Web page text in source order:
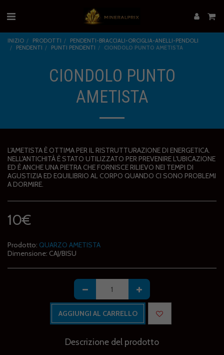
INIZIO PRODOTTI
PENDENTI-BRACCIALI-ORCIGLIA-ANELLI-PENDOLI
PENDENTI
PUNTI PENDENTI CIONDOLO PUNTO AMETISTA
CIONDOLO PUNTO
AMETISTA
L'AMETISTA È OTTIMA PER IL RISTRUTTURAZIONE DI ENERGETICA.
NELL'ANTICHITÀ È STATO UTILIZZATO PER PREVENIRE L'UBICAZIONE
ED È ANCHE UNA PIETRA CHE FORNISCE RILIEVO NEI TEMPI DI
AGUSTIZIA ED EQUILIBRIO AL CORPO QUANDO CI SONO PROBLEMI
A DORMIRE.
10€
Prodotto: QUARZO AMETISTA
Dimensione: CAJ/BISU
AGGIUNGI AL CARRELLO
Descrizione del prodotto